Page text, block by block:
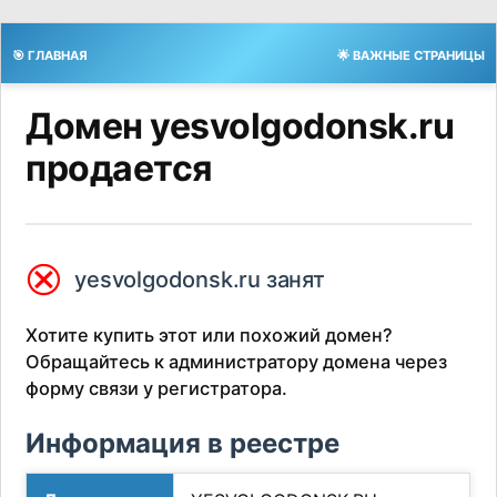
🎯 ГЛАВНАЯ 🌟 ВАЖНЫЕ СТРАНИЦЫ
Домен yesvolgodonsk.ru
продается
⮿ yesvolgodonsk.ru занят
Хотите купить этот или похожий домен?
Обращайтесь к администратору домена через
форму связи у регистратора.
Информация в реестре